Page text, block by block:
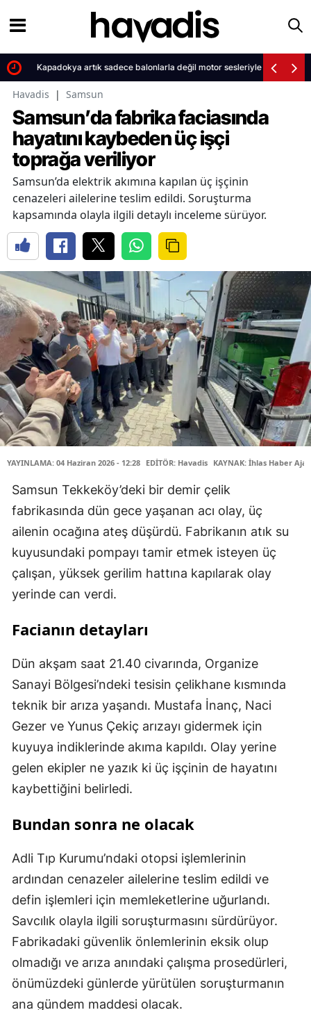
Kapadokya artık sadece balonlarla değil motor sesleriyle anılacak
Havadis | Samsun
Samsun’da fabrika faciasında
hayatını kaybeden üç işçi
toprağa veriliyor
Samsun’da elektrik akımına kapılan üç işçinin
cenazeleri ailelerine teslim edildi. Soruşturma
kapsamında olayla ilgili detaylı inceleme sürüyor.
YAYINLAMA: 04 Haziran 2026 - 12:28 EDİTÖR: Havadis KAYNAK: İhlas Haber
Samsun Tekkeköy’deki bir demir çelik
fabrikasında dün gece yaşanan acı olay, üç
ailenin ocağına ateş düşürdü. Fabrikanın atık su
kuyusundaki pompayı tamir etmek isteyen üç
çalışan, yüksek gerilim hattına kapılarak olay
yerinde can verdi.
Facianın detayları
Dün akşam saat 21.40 civarında, Organize
Sanayi Bölgesi’ndeki tesisin çelikhane kısmında
teknik bir arıza yaşandı. Mustafa İnanç, Naci
Gezer ve Yunus Çekiç arızayı gidermek için
kuyuya indiklerinde akıma kapıldı. Olay yerine
gelen ekipler ne yazık ki üç işçinin de hayatını
kaybettiğini belirledi.
Bundan sonra ne olacak
Adli Tıp Kurumu’ndaki otopsi işlemlerinin
ardından cenazeler ailelerine teslim edildi ve
defin işlemleri için memleketlerine uğurlandı.
Savcılık olayla ilgili soruşturmasını sürdürüyor.
Fabrikadaki güvenlik önlemlerinin eksik olup
olmadığı ve arıza anındaki çalışma prosedürleri,
önümüzdeki günlerde yürütülen soruşturmanın
ana gündem maddesi olacak.